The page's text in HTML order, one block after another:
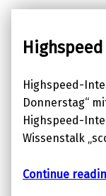
Highspeed-
Donnerstag“
Highspeed-
Wissenstalk
Continue